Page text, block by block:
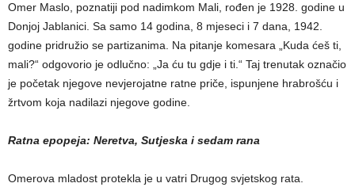
Omer Maslo, poznatiji pod nadimkom Mali, rođen je 1928. godine u
Donjoj Jablanici. Sa samo 14 godina, 8 mjeseci i 7 dana, 1942.
godine pridružio se partizanima. Na pitanje komesara „Kuda ćeš ti,
mali?“ odgovorio je odlučno: „Ja ću tu gdje i ti.“ Taj trenutak označio
je početak njegove nevjerojatne ratne priče, ispunjene hrabrošću i
žrtvom koja nadilazi njegove godine.
Ratna epopeja: Neretva, Sutjeska i sedam rana
Omerova mladost protekla je u vatri Drugog svjetskog rata.